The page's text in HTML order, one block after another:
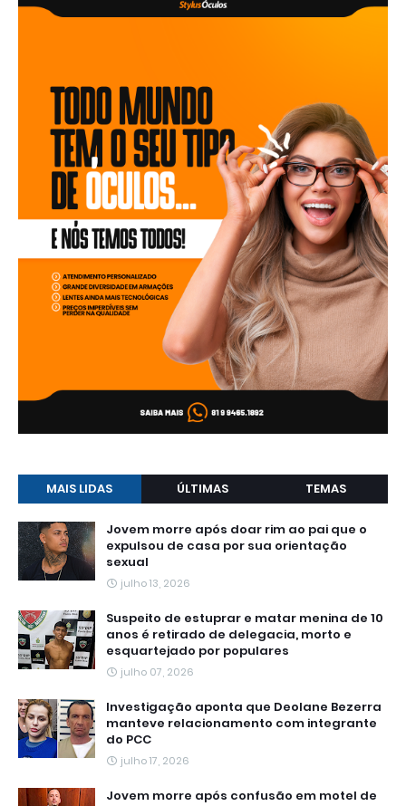
MAIS LIDAS ÚLTIMAS TEMAS
Jovem morre após doar rim ao pai que o
expulsou de casa por sua orientação
sexual
julho 13, 2026
Suspeito de estuprar e matar menina de 10
anos é retirado de delegacia, morto e
esquartejado por populares
julho 07, 2026
Investigação aponta que Deolane Bezerra
manteve relacionamento com integrante
do PCC
julho 17, 2026
Jovem morre após confusão em motel de